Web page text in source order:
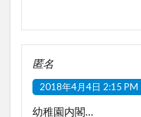
匿名
2018年4月4日 2:15 PM
幼稚園内閣…